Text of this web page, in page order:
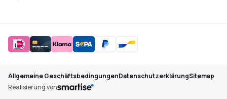
Allgemeine GeschäftsbedingungenDatenschutzerklärungSitemap
Realisierung von